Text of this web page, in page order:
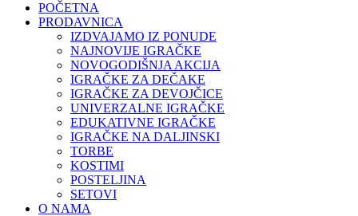
POČETNA
PRODAVNICA
IZDVAJAMO IZ PONUDE
NAJNOVIJE IGRAČKE
NOVOGODIŠNJA AKCIJA
IGRAČKE ZA DEČAKE
IGRAČKE ZA DEVOJČICE
UNIVERZALNE IGRAČKE
EDUKATIVNE IGRAČKE
IGRAČKE NA DALJINSKI
TORBE
KOSTIMI
POSTELJINA
SETOVI
O NAMA